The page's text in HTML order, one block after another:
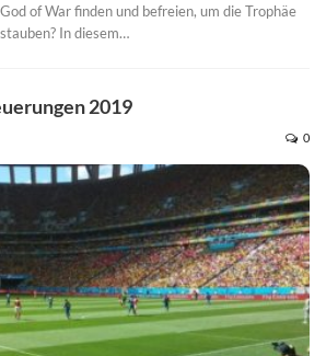
of War finden und befreien, um die Trophäe
In diesem…
2019
0